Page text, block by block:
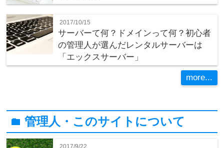
2017/10/15
サーバーて何？ドメインって何？初心者
の管理人が選んだレンタルサーバーは
「エックスサーバー」
more...
folder管理人・このサイトについて
2017/9/22